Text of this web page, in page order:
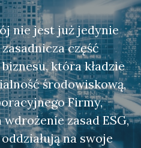
nie jest już jedynie
część
która kładzie
środowiskową,
Firmy,
zasad ESG,
na swoje